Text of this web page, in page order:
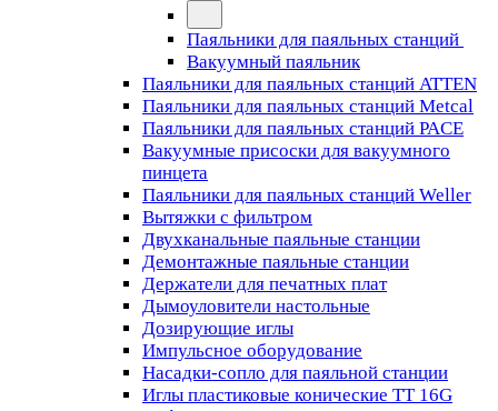
Паяльники для паяльных станций
Вакуумный паяльник
Паяльники для паяльных станций ATTEN
Паяльники для паяльных станций Metcal
Паяльники для паяльных станций PACE
Вакуумные присоски для вакуумного
пинцета
Паяльники для паяльных станций Weller
Вытяжки с фильтром
Двухканальные паяльные станции
Демонтажные паяльные станции
Держатели для печатных плат
Дымоуловители настольные
Дозирующие иглы
Импульсное оборудование
Насадки-сопло для паяльной станции
Иглы пластиковые конические TT 16G